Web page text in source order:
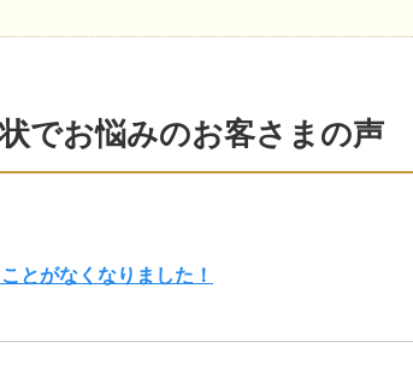
でお悩みのお客さまの声
とがなくなりました！